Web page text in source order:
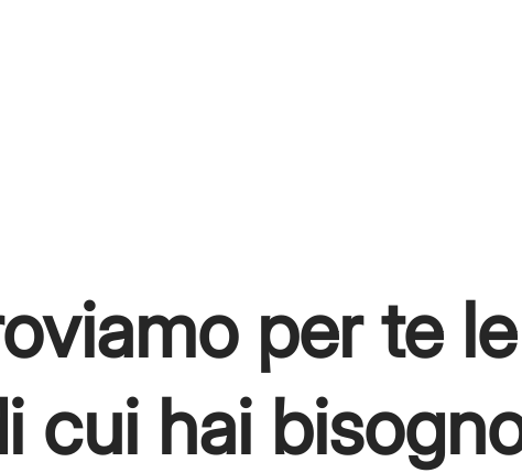
per te
cui hai